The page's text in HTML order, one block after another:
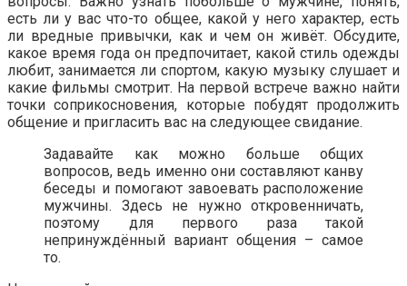
есть ли у вас что-то общее, какой у него характер, есть
ли вредные привычки, как и чем он живёт. Обсудите,
какое время года он предпочитает, какой стиль одежды
любит, занимается ли спортом, какую музыку слушает и
какие фильмы смотрит. На первой встрече важно найти
точки соприкосновения, которые побудят продолжить
общение и пригласить вас на следующее свидание.
Задавайте как можно больше общих
вопросов, ведь именно они составляют канву
беседы и помогают завоевать расположение
мужчины. Здесь не нужно откровенничать,
поэтому для первого раза такой
непринуждённый вариант общения – самое
то.